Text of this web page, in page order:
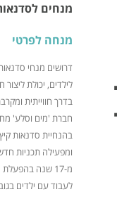
מנחים לסדנאות
מנחה לפרטי
לילדים, יכולת
בדרך חווייתית
חברת 'מים וסלע'
בהנחיית סדנאות
ומפעילה תכניות
מ-17 שנה
לעבוד עם ילדים